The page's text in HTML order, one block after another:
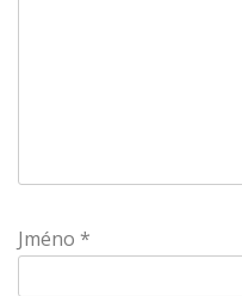
Jméno *